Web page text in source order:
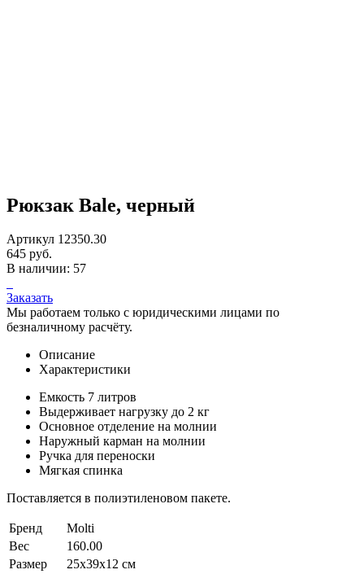
Рюкзак Bale, черный
Артикул 12350.30
645 руб.
В наличии: 57
Заказать
Мы работаем только с юридическими лицами по
безналичному расчёту.
Описание
Характеристики
Емкость 7 литров
Выдерживает нагрузку до 2 кг
Основное отделение на молнии
Наружный карман на молнии
Ручка для переноски
Мягкая спинка
Поставляется в полиэтиленовом пакете.
Бренд
Molti
Вес
160.00
Размер
25x39x12 см